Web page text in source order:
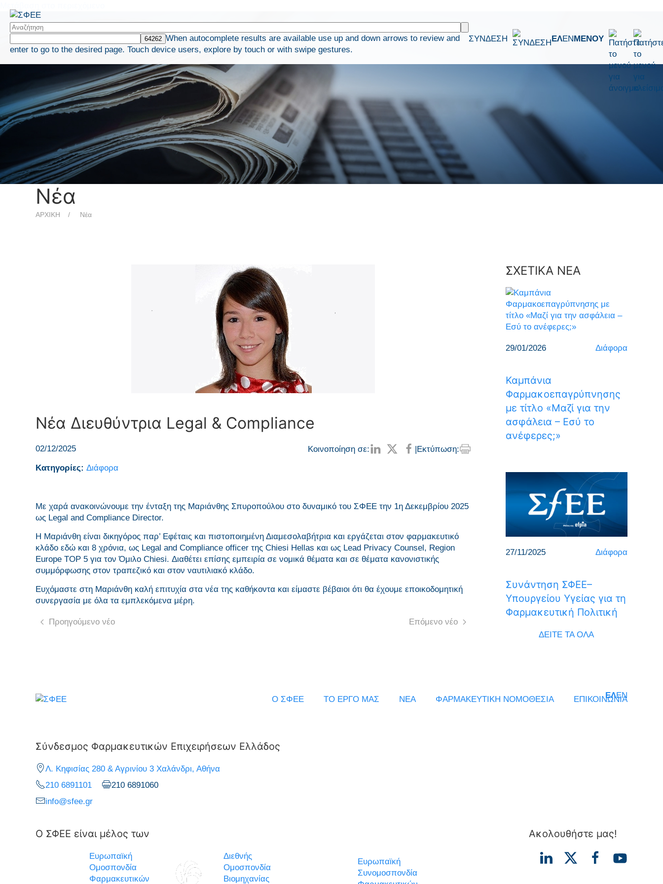
When autocomplete results are available use up and down arrows to review and
enter to go to the desired page. Touch device users, explore by touch or with swipe gestures.
ΣΥΝΔΕΣΗ ΕΛEN ΜΕΝΟΥ
Νέα
ΑΡΧΙΚΗ Νέα
Νέα Διευθύντρια Legal & Compliance
02/12/2025 Κοινοποίηση σε: |Εκτύπωση:
Κατηγορίες: Διάφορα
Με χαρά ανακοινώνουμε την ένταξη της Μαριάνθης Σπυροπούλου στο δυναμικό του ΣΦΕΕ την 1η Δεκεμβρίου 2025
ως Legal and Compliance Director.
Η Μαριάνθη είναι δικηγόρος παρ’ Εφέταις και πιστοποιημένη Διαμεσολαβήτρια και εργάζεται στον φαρμακευτικό
κλάδο εδώ και 8 χρόνια, ως Legal and Compliance officer της Chiesi Hellas και ως Lead Privacy Counsel, Region
Europe TOP 5 για τον Όμιλο Chiesi. Διαθέτει επίσης εμπειρία σε νομικά θέματα και σε θέματα κανονιστικής
συμμόρφωσης στον τραπεζικό και στον ναυτιλιακό κλάδο.
Ευχόμαστε στη Μαριάνθη καλή επιτυχία στα νέα της καθήκοντα και είμαστε βέβαιοι ότι θα έχουμε εποικοδομητική
συνεργασία με όλα τα εμπλεκόμενα μέρη.
Προηγούμενο νέο Επόμενο νέο
ΣΧΕΤΙΚΑ ΝΕΑ
29/01/2026 Διάφορα
Καμπάνια
Φαρμακοεπαγρύπνησης
με τίτλο «Μαζί για την
ασφάλεια – Εσύ το
ανέφερες;»
27/11/2025 Διάφορα
Συνάντηση ΣΦΕΕ–
Υπουργείου Υγείας για τη
Φαρμακευτική Πολιτική
ΔΕΙΤΕ ΤΑ ΟΛΑ
ΕΛEN
Ο ΣΦΕΕ ΤΟ ΕΡΓΟ ΜΑΣ ΝΕΑ ΦΑΡΜΑΚΕΥΤΙΚΗ ΝΟΜΟΘΕΣΙΑ ΕΠΙΚΟΙΝΩΝΙΑ
Σύνδεσμος Φαρμακευτικών Επιχειρήσεων Ελλάδος
Λ. Κηφισίας 280 & Αγρινίου 3 Χαλάνδρι, Αθήνα
210 6891101
210 6891060
info@sfee.gr
Ο ΣΦΕΕ είναι μέλος των
Ευρωπαϊκή
Ομοσπονδία
Φαρμακευτικών
Διεθνής
Ομοσπονδία
Βιομηχανίας
Ευρωπαϊκή
Συνομοσπονδία
Ακολουθήστε μας!